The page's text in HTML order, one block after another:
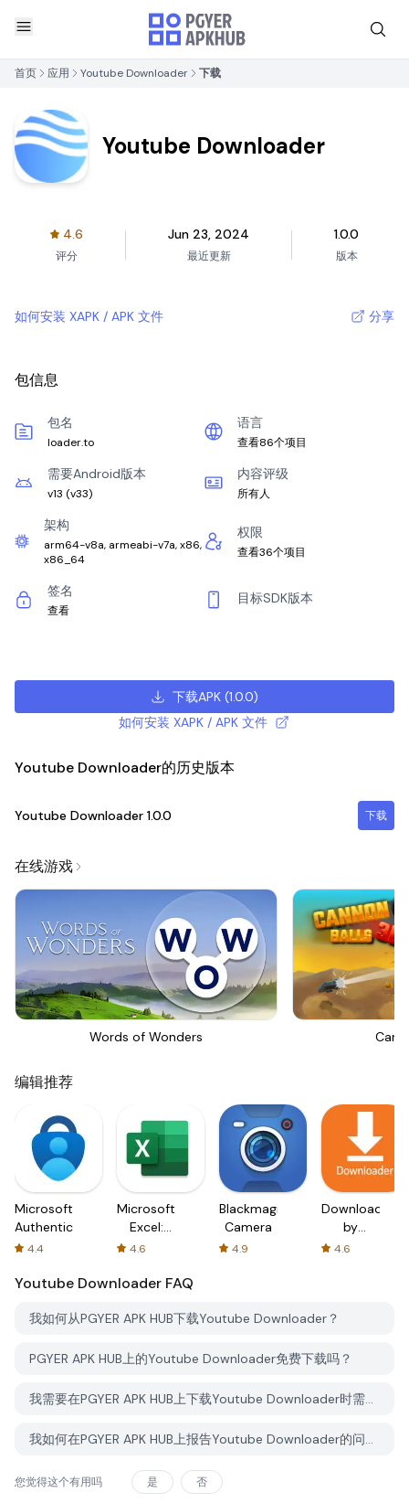
首页 应用 Youtube Downloader 下载
Youtube Downloader
4.6
评分
Jun 23, 2024
最近更新
1.0.0
版本
如何安装 XAPK / APK 文件 分享
包信息
包名
loader.to
语言
查看86个项目
需要Android版本
v13 (v33)
内容评级
所有人
架构
arm64-v8a, armeabi-v7a, x86,
x86_64
权限
查看36个项目
签名
查看
目标SDK版本
下载APK(1.0.0)
如何安装 XAPK / APK 文件
Youtube Downloader的历史版本
Youtube Downloader 1.0.0 下载
在线游戏
Words of Wonders
编辑推荐
Microsoft
Authenticator
4.4
Microsoft
Excel:
Spreadsheets
4.6
Blackmagic
Camera
4.9
Downloader
by
AFTVnews
4.6
Youtube Downloader FAQ
我如何从PGYER APK HUB下载Youtube Downloader？
PGYER APK HUB上的Youtube Downloader免费下载吗？
我需要在PGYER APK HUB上下载Youtube Downloader时需要账户吗？
我如何在PGYER APK HUB上报告Youtube Downloader的问题？
您觉得这个有用吗 是 否